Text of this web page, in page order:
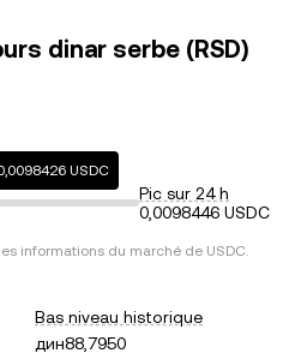
dinar serbe (RSD)
USDC
Pic sur 24 h
0,0098446 USDC
informations du marché de USDC.
Bas niveau historique
дин88,7950